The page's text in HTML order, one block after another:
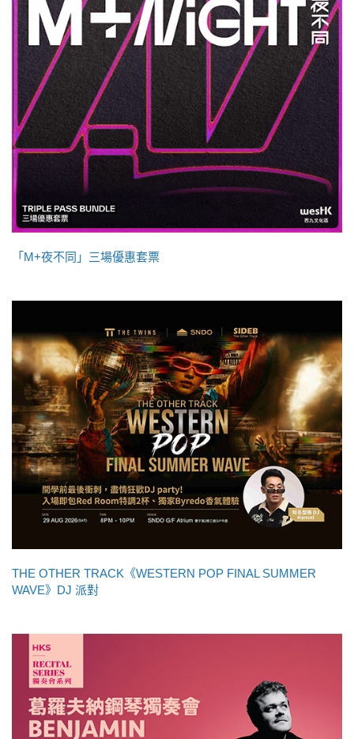
「M+夜不同」三場優惠套票
THE OTHER TRACK《WESTERN POP FINAL SUMMER
WAVE》DJ 派對